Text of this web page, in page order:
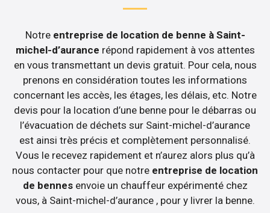
Notre entreprise de location de benne à Saint-
michel-d’aurance répond rapidement à vos attentes
en vous transmettant un devis gratuit. Pour cela, nous
prenons en considération toutes les informations
concernant les accès, les étages, les délais, etc. Notre
devis pour la location d’une benne pour le débarras ou
l’évacuation de déchets sur Saint-michel-d’aurance
est ainsi très précis et complètement personnalisé.
Vous le recevez rapidement et n’aurez alors plus qu’à
nous contacter pour que notre entreprise de location
de bennesenvoie un chauffeur expérimenté chez
vous, à Saint-michel-d’aurance , pour y livrer la benne.